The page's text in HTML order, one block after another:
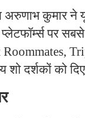
अरुणाभ कुमार
पर
Roommates,
दर्शकों को